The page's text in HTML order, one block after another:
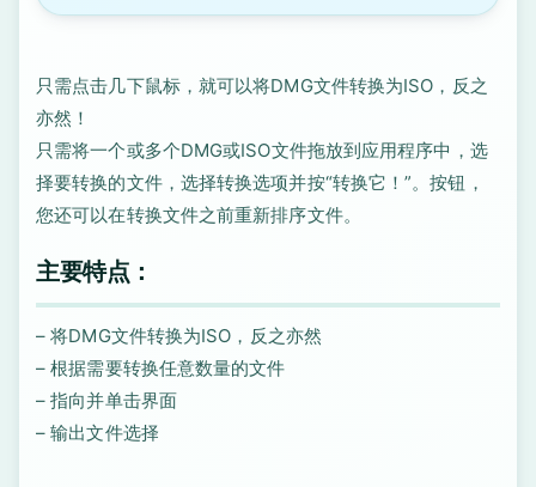
只需点击几下鼠标，就可以将DMG文件转换为ISO，反之
亦然！
只需将一个或多个DMG或ISO文件拖放到应用程序中，选
择要转换的文件，选择转换选项并按“转换它！”。按钮，
您还可以在转换文件之前重新排序文件。
主要特点：
– 将DMG文件转换为ISO，反之亦然
– 根据需要转换任意数量的文件
– 指向并单击界面
– 输出文件选择